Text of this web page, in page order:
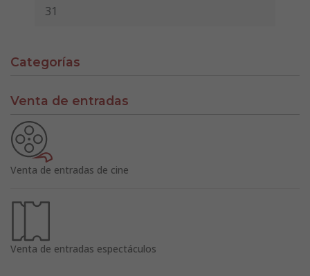
31
Categorías
Venta de entradas
Venta de entradas de cine
Venta de entradas espectáculos